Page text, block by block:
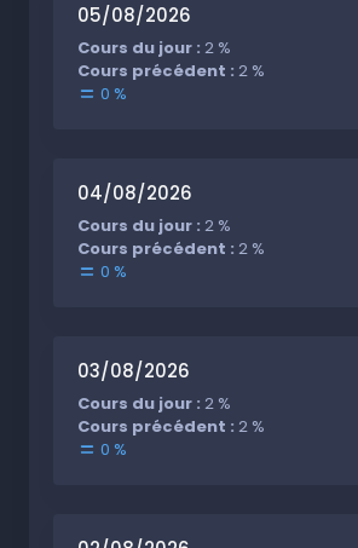
05/08/2026
Cours du jour : 2 %
Cours précédent : 2 %
0 %
04/08/2026
Cours du jour : 2 %
Cours précédent : 2 %
0 %
03/08/2026
Cours du jour : 2 %
Cours précédent : 2 %
0 %